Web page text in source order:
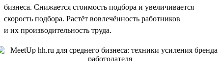
бизнеса. Снижается стоимость подбора и увеличивается
скорость подбора. Растёт вовлечённость работников
и их производительность труда.